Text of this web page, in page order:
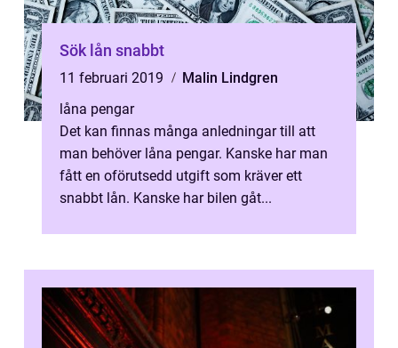
Sök lån snabbt
11 februari 2019
Malin Lindgren
låna pengar
Det kan finnas många anledningar till att
man behöver låna pengar. Kanske har man
fått en oförutsedd utgift som kräver ett
snabbt lån. Kanske har bilen gåt...